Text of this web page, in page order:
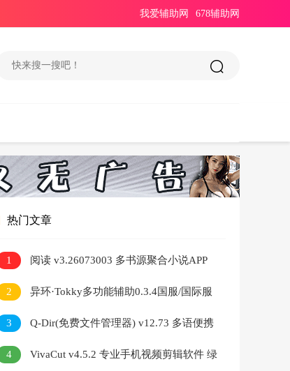
678辅助网
我爱辅助网
热门文章
1 阅读 v3.26073003 多书源聚合小说APP
2 异环·Tokky多功能辅助0.3.4国服/国际服
3
Q-Dir(免费文件管理器) v12.73 多语便携
版
4
VivaCut v4.5.2 专业手机视频剪辑软件 绿